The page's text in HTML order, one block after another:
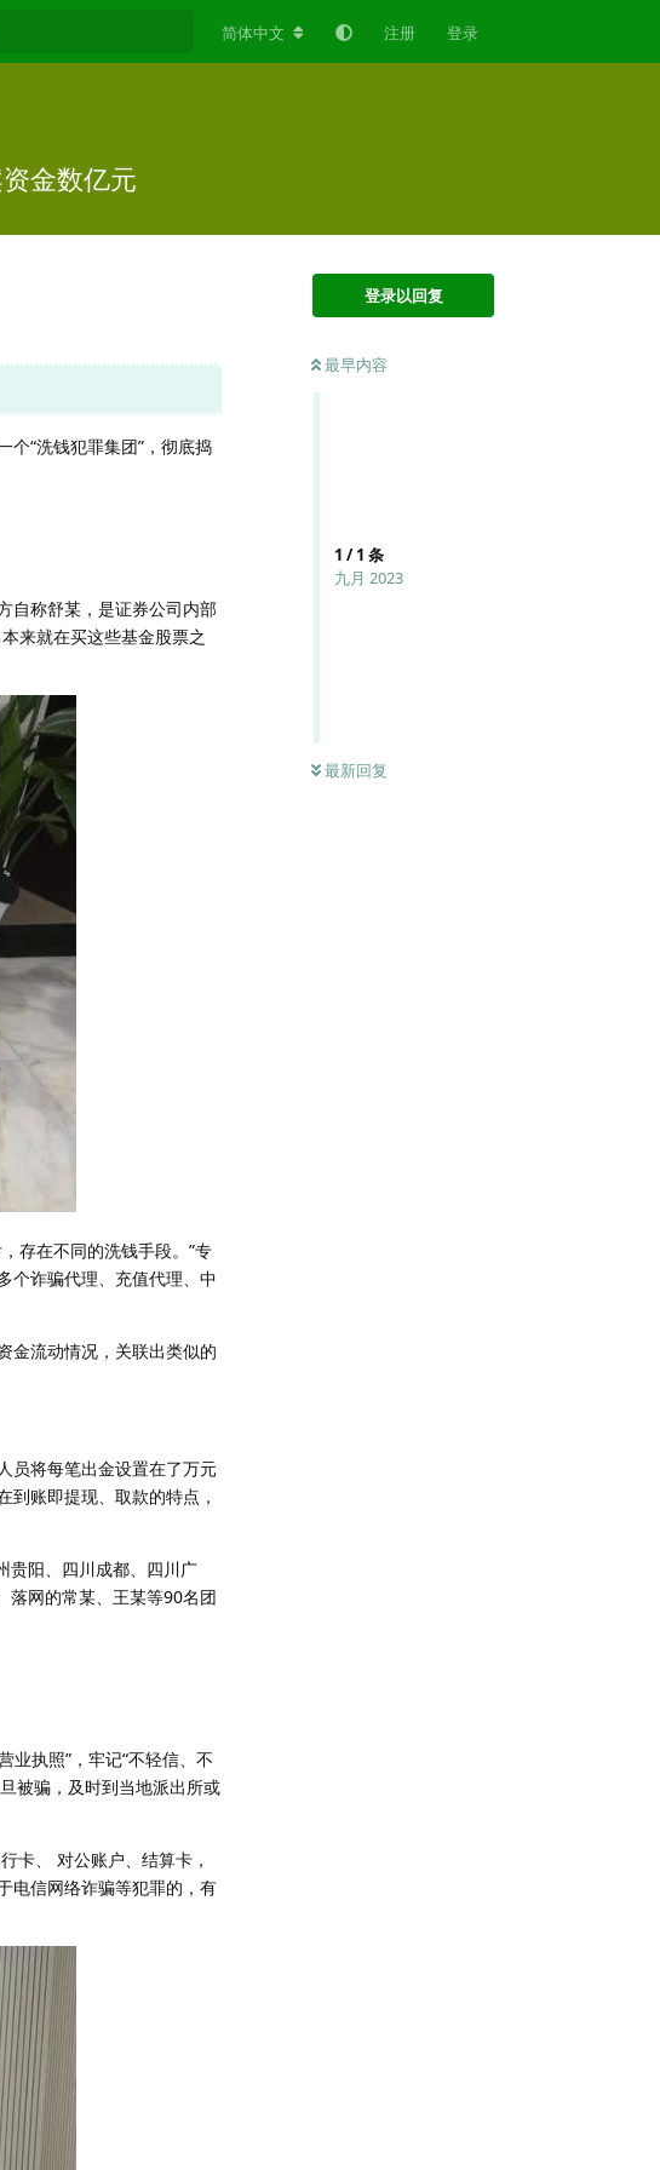
简体中文 注册 登录
金数亿元
登录以回复
最早内容
1 /1 条
九月 2023
最新回复
“洗钱犯罪集团”，彻底捣
自称舒某，是证券公司内部
来就在买这些基金股票之
存在不同的洗钱手段。”专
个诈骗代理、充值代理、中
金流动情况，关联出类似的
员将每笔出金设置在了万元
账即提现、取款的特点，
贵阳、四川成都、四川广
落网的常某、王某等90名团
业执照”，牢记“不轻信、不
被骗，及时到当地派出所或
卡、 对公账户、结算卡，
电信网络诈骗等犯罪的，有